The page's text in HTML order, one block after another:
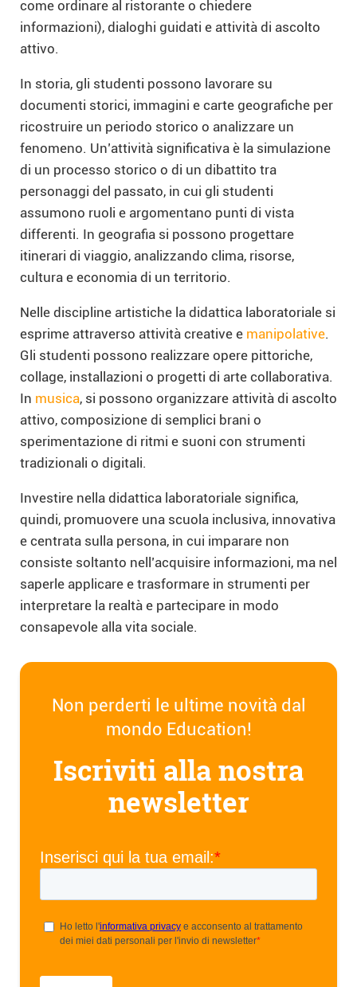
come ordinare al ristorante o chiedere
informazioni), dialoghi guidati e attività di ascolto
attivo.
In storia, gli studenti possono lavorare su
documenti storici, immagini e carte geografiche per
ricostruire un periodo storico o analizzare un
fenomeno. Un’attività significativa è la simulazione
di un processo storico o di un dibattito tra
personaggi del passato, in cui gli studenti
assumono ruoli e argomentano punti di vista
differenti. In geografia si possono progettare
itinerari di viaggio, analizzando clima, risorse,
cultura e economia di un territorio.
Nelle discipline artistiche la didattica laboratoriale si
esprime attraverso attività creative e manipolative.
Gli studenti possono realizzare opere pittoriche,
collage, installazioni o progetti di arte collaborativa.
In musica, si possono organizzare attività di ascolto
attivo, composizione di semplici brani o
sperimentazione di ritmi e suoni con strumenti
tradizionali o digitali.
Investire nella didattica laboratoriale significa,
quindi, promuovere una scuola inclusiva, innovativa
e centrata sulla persona, in cui imparare non
consiste soltanto nell’acquisire informazioni, ma nel
saperle applicare e trasformare in strumenti per
interpretare la realtà e partecipare in modo
consapevole alla vita sociale.
Non perderti le ultime novità dal
mondo Education!
Iscriviti alla nostra
newsletter